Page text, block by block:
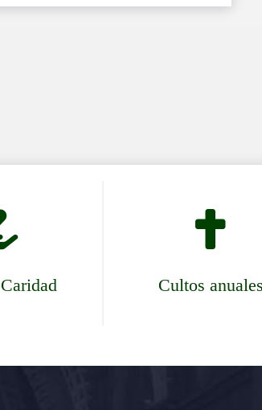

Cultos anuales